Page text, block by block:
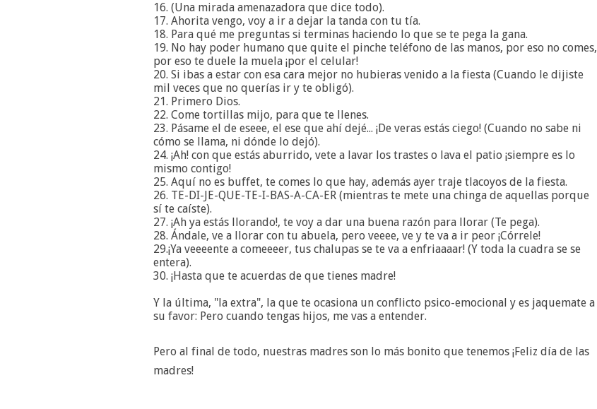
16. (Una mirada amenazadora que dice todo).
17. Ahorita vengo, voy a ir a dejar la tanda con tu tía.
18. Para qué me preguntas si terminas haciendo lo que se te pega la gana.
19. No hay poder humano que quite el pinche teléfono de las manos, por eso no comes,
por eso te duele la muela ¡por el celular!
20. Si ibas a estar con esa cara mejor no hubieras venido a la fiesta (Cuando le dijiste
mil veces que no querías ir y te obligó).
21. Primero Dios.
22. Come tortillas mijo, para que te llenes.
23. Pásame el de eseee, el ese que ahí dejé... ¡De veras estás ciego! (Cuando no sabe ni
cómo se llama, ni dónde lo dejó).
24. ¡Ah! con que estás aburrido, vete a lavar los trastes o lava el patio ¡siempre es lo
mismo contigo!
25. Aquí no es buffet, te comes lo que hay, además ayer traje tlacoyos de la fiesta.
26. TE-DI-JE-QUE-TE-I-BAS-A-CA-ER (mientras te mete una chinga de aquellas porque
sí te caíste).
27. ¡Ah ya estás llorando!, te voy a dar una buena razón para llorar (Te pega).
28. Ándale, ve a llorar con tu abuela, pero veeee, ve y te va a ir peor ¡Córrele!
29.¡Ya veeeente a comeeeer, tus chalupas se te va a enfriaaaar! (Y toda la cuadra se se
entera).
30. ¡Hasta que te acuerdas de que tienes madre!
Y la última, "la extra", la que te ocasiona un conflicto psico-emocional y es jaquemate a
su favor: Pero cuando tengas hijos, me vas a entender.
Pero al final de todo, nuestras madres son lo más bonito que tenemos ¡Feliz día de las
madres!